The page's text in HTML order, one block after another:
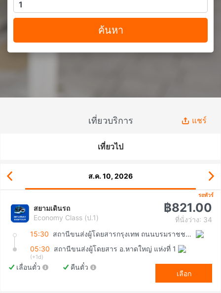
ค้นหา
เที่ยวบริการ แชร์
เที่ยวไป
ส.ค. 10, 2026
รถทัวร์
สยามเดินรถ
Economy Class (ป.1)
฿821.00
ที่นั่งว่าง: 34
15:30
สถานีขนส่งผู้โดยสารกรุงเทพ ถนนบรมราชชนนี (สายใต้ใหม่)
05:30 สถานีขนส่งผู้โดยสาร อ.หาดใหญ่ แห่งที่ 1
(+1d)
เลื่อนตั๋ว คืนตั๋ว
เลือก